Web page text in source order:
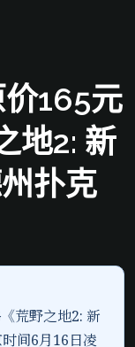
165元
地2: 新
扑克
荒野之地2: 新
间6月16日凌